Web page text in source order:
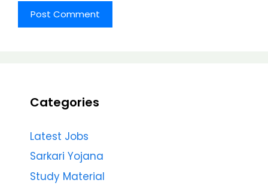
Categories
Latest Jobs
Sarkari Yojana
Study Material